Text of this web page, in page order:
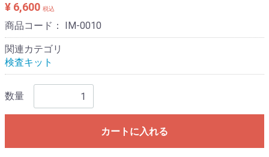
¥ 6,600 税込
商品コード： IM-0010
関連カテゴリ
検査キット
数量
カートに入れる